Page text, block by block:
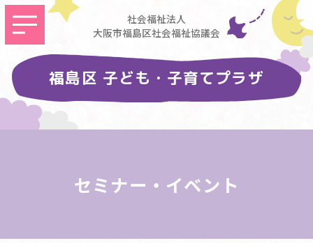
社会福祉法人
大阪市福島区社会福祉協議会
福島区 子ども・子育てプラザ
セミナー・イベント